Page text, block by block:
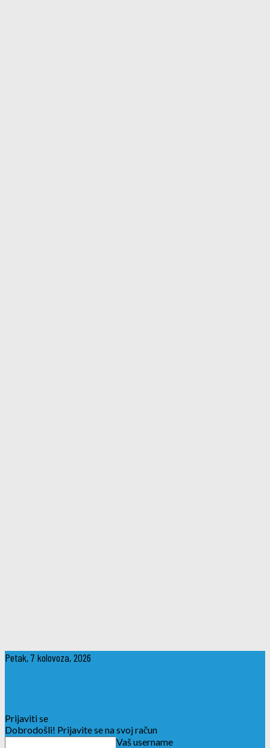
Petak, 7 kolovoza, 2026
Prijaviti se
Dobrodošli! Prijavite se na svoj račun
Vaš username